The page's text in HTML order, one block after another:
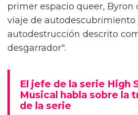
primer espacio queer, Byron
viaje de autodescubrimiento
autodestrucción descrito
desgarrador".
El jefe de la serie High
Musical habla sobre la
de la serie